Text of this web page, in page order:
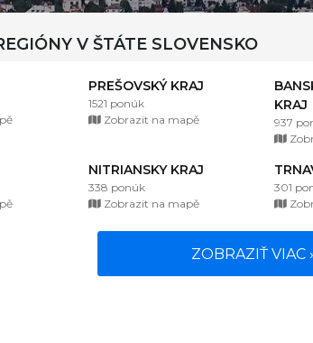
V ŠTÁTE SLOVENSKO
PREŠOVSKÝ KRAJ
1521 ponúk
Zobrazit na mapě
KRAJ
937
NITRIANSKY KRAJ
338 ponúk
Zobrazit na mapě
301
ZOBRAZIŤ VIAC